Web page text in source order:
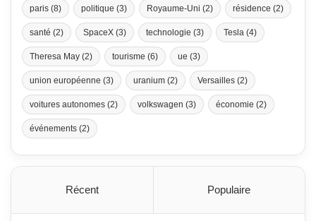
paris (8) politique (3) Royaume-Uni (2) résidence (2)
santé (2) SpaceX (3) technologie (3) Tesla (4)
Theresa May (2) tourisme (6) ue (3)
union européenne (3) uranium (2) Versailles (2)
voitures autonomes (2) volkswagen (3) économie (2)
événements (2)
Récent Populaire